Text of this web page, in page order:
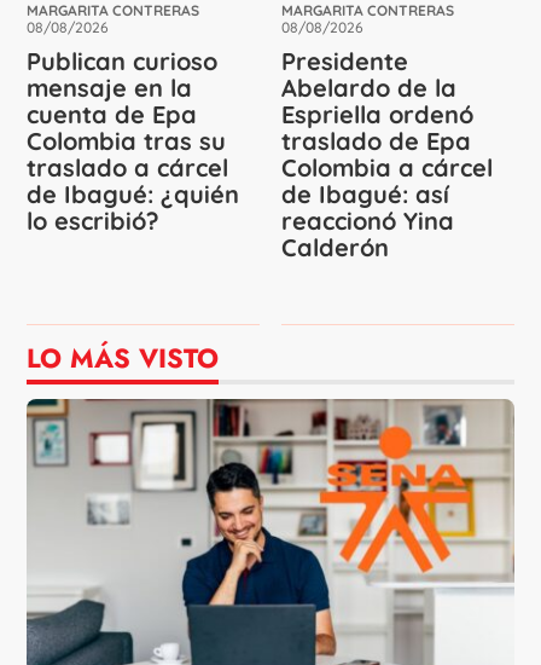
MARGARITA CONTRERAS
08/08/2026
Publican curioso
mensaje en la
cuenta de Epa
Colombia tras su
traslado a cárcel
de Ibagué: ¿quién
lo escribió?
MARGARITA CONTRERAS
08/08/2026
Presidente
Abelardo de la
Espriella ordenó
traslado de Epa
Colombia a cárcel
de Ibagué: así
reaccionó Yina
Calderón
LO MÁS VISTO